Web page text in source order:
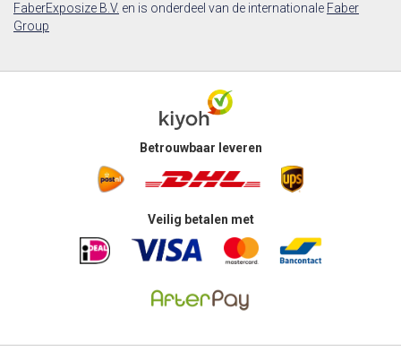
FaberExposize B.V. en is onderdeel van de internationale Faber
Group
Betrouwbaar leveren
Veilig betalen met